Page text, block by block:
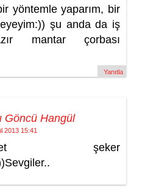
yöntemle yaparım, bir
şu anda da iş
mantar çorbası
Yanıtla
Göncü Hangül
2013 15:41
şeker